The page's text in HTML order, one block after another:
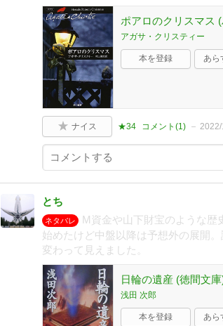
ポアロのクリスマス
アガサ・クリスティー
本を登録 あら
ナイス ★34 コメント(1)
とち
ネタバレ
M資金や山下財宝のような歴
始めたけど中盤以降は予想外の展開
変わって見えました。
日輪の遺産 (徳間文庫
浅田 次郎
本を登録 あら